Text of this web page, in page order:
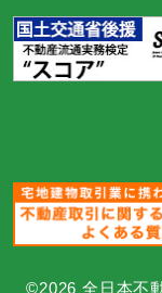
©2026 全日本不